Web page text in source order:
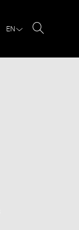
EN